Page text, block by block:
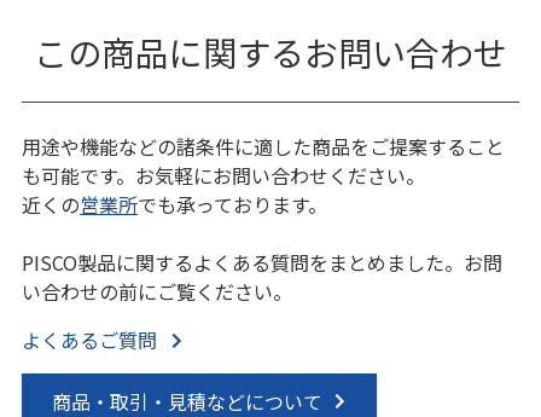
この商品に関するお問い合わせ
用途や機能などの諸条件に適した商品をご提案すること
も可能です。お気軽にお問い合わせください。
近くの営業所でも承っております。
PISCO製品に関するよくある質問をまとめました。お問
い合わせの前にご覧ください。
よくあるご質問
商品・取引・見積などについて